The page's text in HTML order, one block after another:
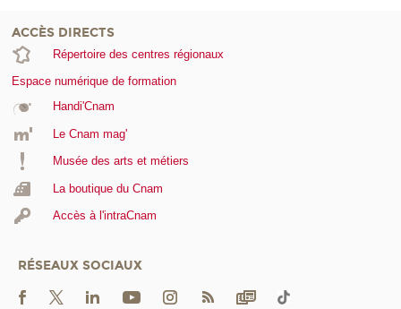
ACCÈS DIRECTS
Répertoire des centres régionaux
Espace numérique de formation
Handi'Cnam
Le Cnam mag'
Musée des arts et métiers
La boutique du Cnam
Accès à l'intraCnam
RÉSEAUX SOCIAUX